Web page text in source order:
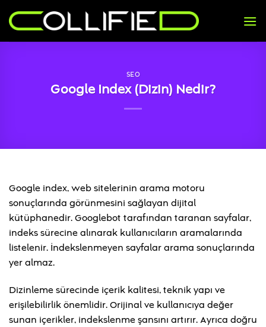
atla
SEO
Google Index (Dizin) Nedir?
Google index, web sitelerinin arama motoru
sonuçlarında görünmesini sağlayan dijital
kütüphanedir. Googlebot tarafından taranan sayfalar,
indeks sürecine alınarak kullanıcıların aramalarında
listelenir. İndekslenmeyen sayfalar arama sonuçlarında
yer almaz.
Dizinleme sürecinde içerik kalitesi, teknik yapı ve
erişilebilirlik önemlidir. Orijinal ve kullanıcıya değer
sunan içerikler, indekslenme şansını artırır. Ayrıca doğru